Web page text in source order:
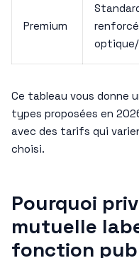
Premium
Ce tableau vous donne
types proposées en
avec des tarifs qui
choisi.
Pourquoi
mutuelle
fonction